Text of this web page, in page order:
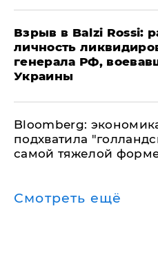
​Взрыв в Balzi Rossi:
личность
генерала РФ,
Украины
Bloomberg:
подхватила
самой тяжелой
Смотреть ещё